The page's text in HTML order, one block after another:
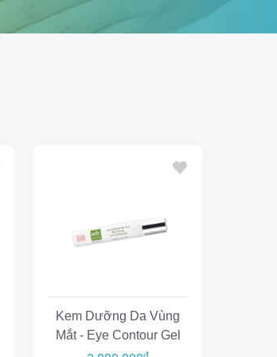
Kem Dưỡng Da Vùng
Mắt - Eye Contour Gel